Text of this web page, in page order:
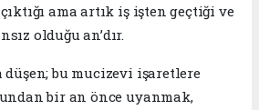
ama artık iş işten geçtiği ve
olduğu an’dır.
bu mucizevi işaretlere
bir an önce uyanmak,